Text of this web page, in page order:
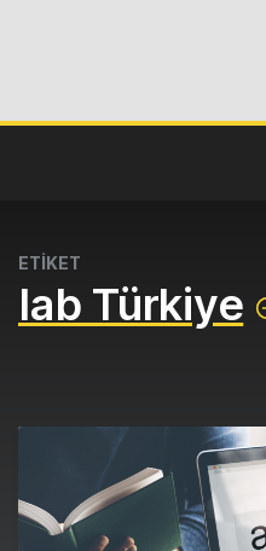
ETİKET
Iab Türkiye